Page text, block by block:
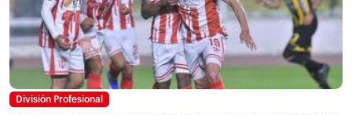
División Profesional